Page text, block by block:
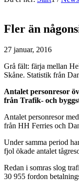
Fler än
27 januar, 2016
Grå fält: färja mellan
Skåne. Statistik från
Antalet personresor
från Trafik- och
Antalet personresor
från HH Ferries och
Under samma period
fjol ökade antalet
Redan i somras slog
30 955 fordon